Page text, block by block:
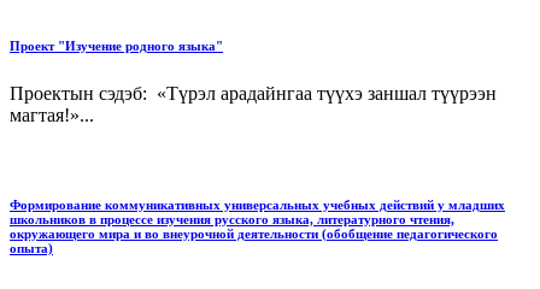
Проект "Изучение родного языка"
Проектын сэдэб: «Түрэл арадайнгаа түүхэ заншал түүрээн
магтая!»...
Формирование коммуникативных универсальных учебных действий у младших
школьников в процессе изучения русского языка, литературного чтения,
окружающего мира и во внеурочной деятельности (обобщение педагогического
опыта)